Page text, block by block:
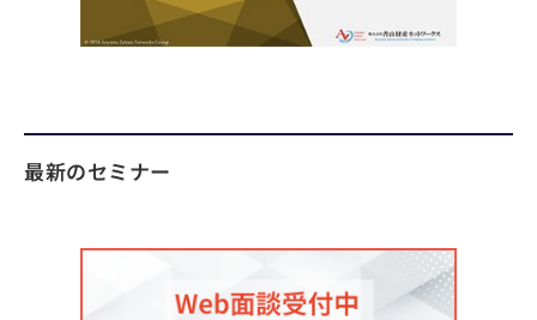
最新のセミナー